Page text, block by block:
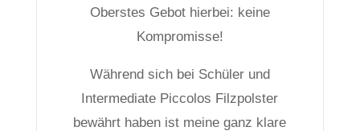
Oberstes Gebot hierbei: keine
Kompromisse!
Während sich bei Schüler und
Intermediate Piccolos Filzpolster
bewährt haben ist meine ganz klare